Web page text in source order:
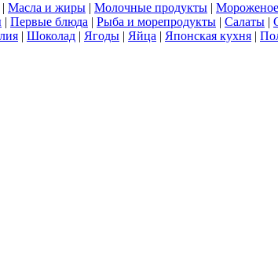
Масла и жиры Молочные продукты Мороженое
Первые блюда Рыба и морепродукты Салаты
Шоколад Ягоды Яйца Японская кухня